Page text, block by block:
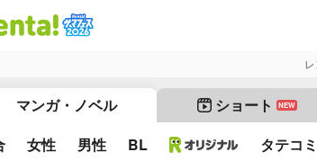
マンガ・ノベル ショート NEW
女性 男性 BL タテコミ